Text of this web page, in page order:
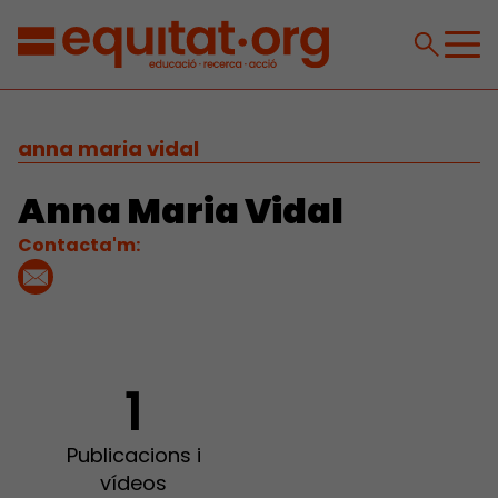
anna maria vidal
Anna Maria Vidal
Contacta'm:
1
Publicacions i
vídeos